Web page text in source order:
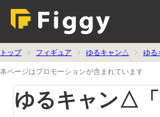
トップ フィギュア ゆるキャン△ ゆ
本ページはプロモーションが含まれています
ゆるキャン△「